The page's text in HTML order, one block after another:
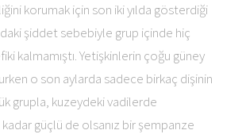
korumak için son iki yılda gösterdiği
şiddet sebebiyle grup içinde hiç
kalmamıştı. Yetişkinlerin çoğu güney
o son aylarda sadece birkaç dişinin
grupla, kuzeydeki vadilerde
güçlü de olsanız bir şempanze